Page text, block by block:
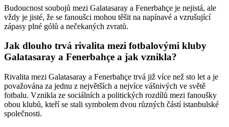
Budoucnost soubojů mezi Galatasaray a Fenerbahçe je nejistá, ale
vždy je jisté, že se fanoušci mohou těšit na napínavé a vzrušující
zápasy plné gólů a nečekaných zvratů.
Jak dlouho trvá rivalita mezi fotbalovými kluby
Galatasaray a Fenerbahçe a jak vznikla?
Rivalita mezi Galatasaray a Fenerbahçe trvá již více než sto let a je
považována za jednu z největších a nejvíce vášnivých ve světě
fotbalu. Vznikla ze sociálních a politických rozdílů mezi fanoušky
obou klubů, kteří se stali symbolem dvou různých částí istanbulské
společnosti.